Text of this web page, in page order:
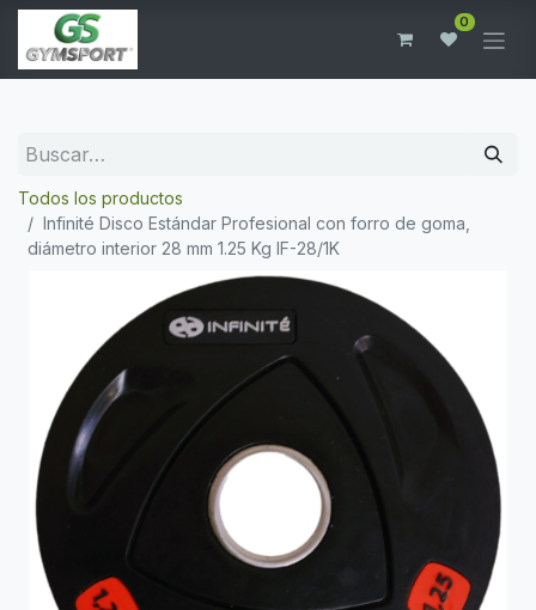
0
Todos los productos
Infinité Disco Estándar Profesional con forro de goma,
diámetro interior 28 mm 1.25 Kg IF-28/1K